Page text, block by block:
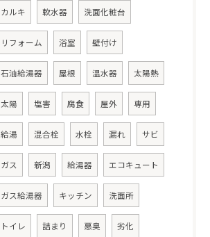
カルキ 軟水器 洗面化粧台
リフォーム 浴室 壁付け
石油給湯器 屋根 温水器 太陽熱
太陽 塩害 腐食 屋外 専用
給湯 混合栓 水栓 漏れ サビ
ガス 新潟 給湯器 エコキュート
ガス給湯器 キッチン 洗面所
トイレ 詰まり 悪臭 劣化